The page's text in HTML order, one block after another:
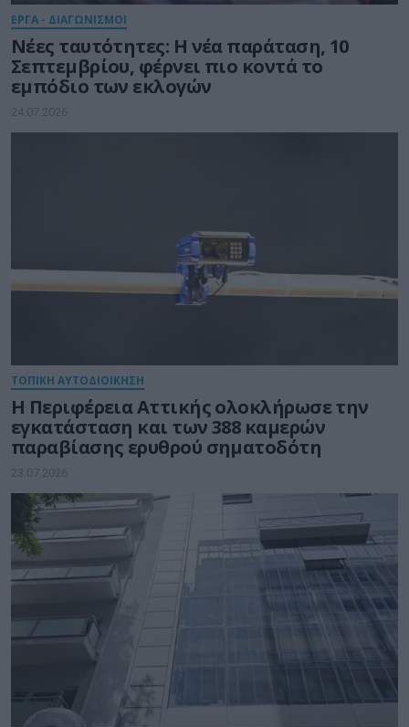
ΕΡΓΑ - ΔΙΑΓΩΝΙΣΜΟΙ
Νέες ταυτότητες: Η νέα παράταση, 10
Σεπτεμβρίου, φέρνει πιο κοντά το
εμπόδιο των εκλογών
24.07.2026
ΤΟΠΙΚΗ ΑΥΤΟΔΙΟΙΚΗΣΗ
Η Περιφέρεια Αττικής ολοκλήρωσε την
εγκατάσταση και των 388 καμερών
παραβίασης ερυθρού σηματοδότη
23.07.2026